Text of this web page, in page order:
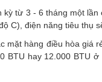
kỳ từ 3 - 6 tháng một
C), điện năng tiêu thụ
mặt hàng điều hòa giá
BTU hay 12.000 BTU